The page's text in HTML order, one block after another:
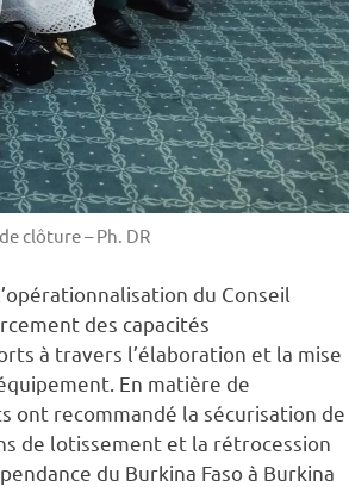
clôture – Ph. DR
du Conseil
des capacités
à travers l’élaboration et la mise
En matière de
ont recommandé la sécurisation de
de lotissement et la rétrocession
du Burkina Faso à Burkina